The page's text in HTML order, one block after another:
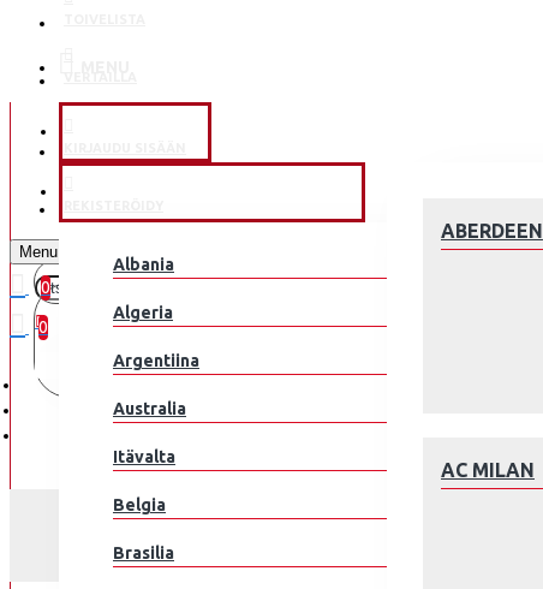
Ostoskorisi on tyhjä!
ABERDEEN
AC MILAN
Albania
Algeria
Argentiina
Australia
Itävalta
Belgia
Brasilia
Menu
0
0